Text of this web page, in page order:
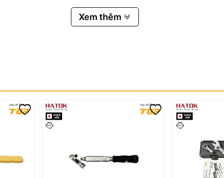
Xem thêm